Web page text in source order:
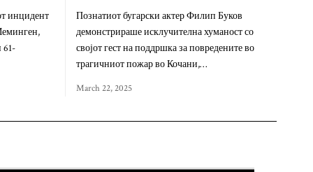
инцидент
61-
Познатиот бугарски актер Филип Буков
демонстрираше исклучителна хуманост со
својот гест на поддршка за повредените во
трагичниот пожар во Кочани,…
March 22, 2025